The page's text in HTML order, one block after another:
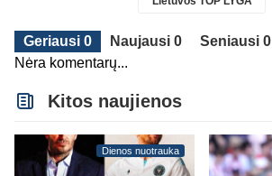
Geriausi 0 Naujausi 0
Seniausi 0
Nėra komentarų...
Kitos naujienos
Dienos nuotrauka